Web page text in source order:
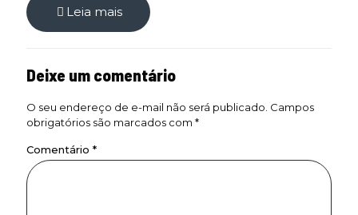
Leia mais
Deixe um comentário
O seu endereço de e-mail não será publicado. Campos
obrigatórios são marcados com *
Comentário *